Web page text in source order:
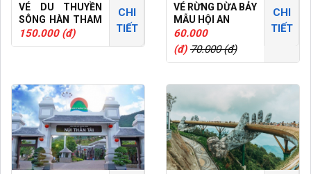
VÉ DU THUYỀN
SÔNG HÀN THAM
QUAN ĐÀ NẴNG
VỀ ĐÊM
150.000 (đ)
CHI
TIẾT
VÉ RỪNG DỪA BẢY
MẪU HỘI AN
60.000
(đ) 70.000 (đ)
CHI
TIẾT